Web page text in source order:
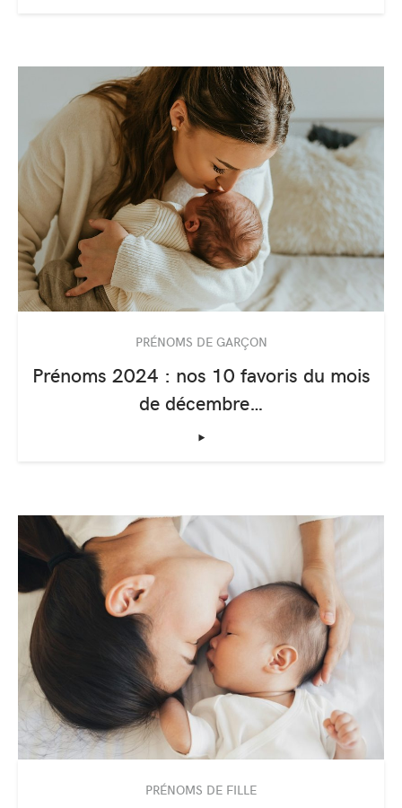
PRÉNOMS DE GARÇON
Prénoms 2024 : nos 10 favoris du mois
de décembre…
‣
PRÉNOMS DE FILLE